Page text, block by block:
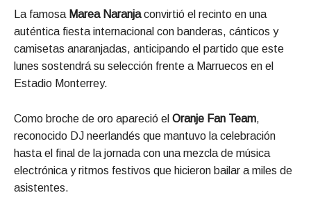
La famosa Marea Naranjaconvirtió el recinto en una
auténtica fiesta internacional con banderas, cánticos y
camisetas anaranjadas, anticipando el partido que este
lunes sostendrá su selección frente a Marruecos en el
Estadio Monterrey.
Como broche de oro apareció el Oranje Fan Team,
reconocido DJ neerlandés que mantuvo la celebración
hasta el final de la jornada con una mezcla de música
electrónica y ritmos festivos que hicieron bailar a miles de
asistentes.